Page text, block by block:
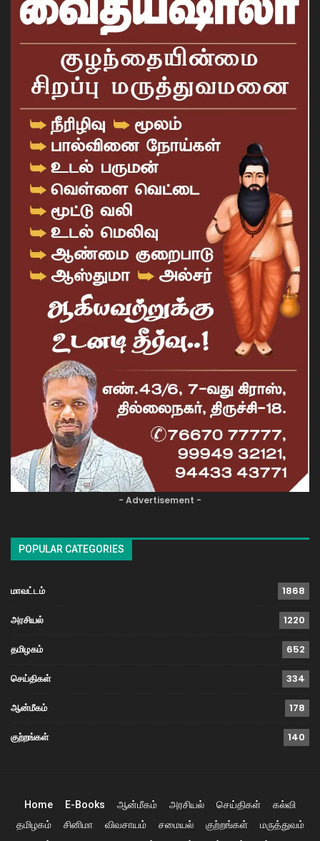
- Advertisement -
POPULAR CATEGORIES
மாவட்டம் 1868
அரசியல் 1220
தமிழகம் 652
செய்திகள் 334
ஆன்மீகம் 178
குற்றங்கள் 140
Home E-Books ஆன்மீகம் அரசியல் செய்திகள்
கல்வி
தமிழகம்
சினிமா விவசாயம் சமையல் குற்றங்கள்
மருத்துவம்